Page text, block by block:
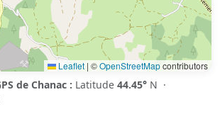
Leaflet | ©OpenStreetMapcontributors
de Chanac : Latitude 44.45° N ·